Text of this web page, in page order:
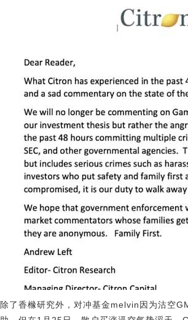
除了香橼研究外，对冲基金melvin因为沽空